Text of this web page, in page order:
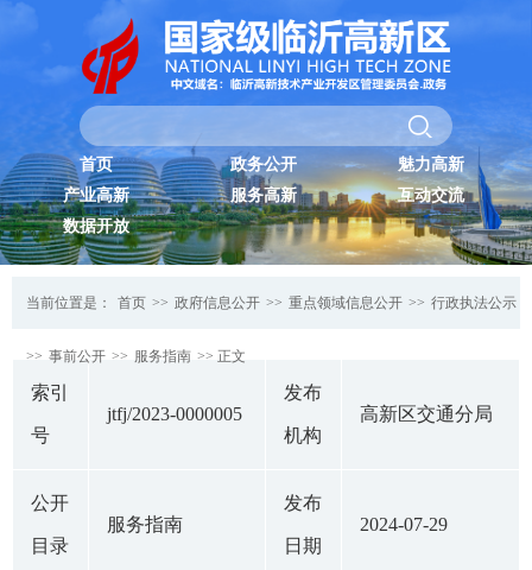
首页 政务公开
魅力高新
产业高新
服务高新
互动交流
数据开放
当前位置是： 首页 >> 政府信息公开 >> 重点领域信息公开 >> 行政执法公示
>> 事前公开 >> 服务指南 >> 正文
索引
号
jtfj/2023-0000005
发布
机构
高新区交通分局
公开
目录
服务指南
发布
日期
2024-07-29